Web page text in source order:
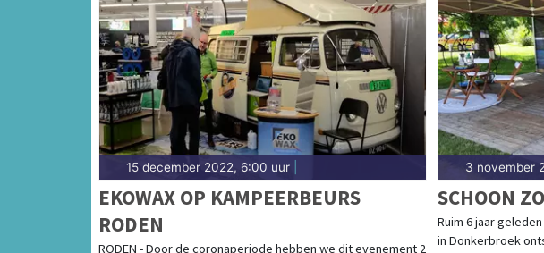
15 december 2022, 6:00 uur
EKOWAX OP KAMPEERBEURS
RODEN
RODEN - Door de coronaperiode hebben we dit evenement 2
3 november
SCHOON
Ruim 6 jaar
in Donkerbroek